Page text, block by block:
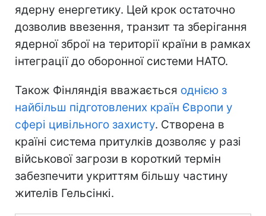
ядерну енергетику. Цей крок остаточно
дозволив ввезення, транзит та зберігання
ядерної зброї на території країни в рамках
інтеграції до оборонної системи НАТО.
Також Фінляндія вважається однією з
найбільш підготовлених країн Європи у
сфері цивільного захисту. Створена в
країні система притулків дозволяє у разі
військової загрози в короткий термін
забезпечити укриттям більшу частину
жителів Гельсінкі.